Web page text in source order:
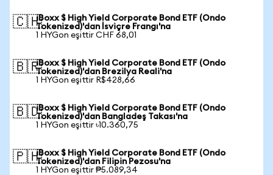
🇨🇭iBoxx $ High Yield Corporate Bond ETF (Ondo
Tokenized)'dan İsviçre Frangı'na
1 HYGon eşittir CHF 68,01
🇧🇷iBoxx $ High Yield Corporate Bond ETF (Ondo
Tokenized)'dan Brezilya Reali'na
1 HYGon eşittir R$428,66
🇧🇩iBoxx $ High Yield Corporate Bond ETF (Ondo
Tokenized)'dan Bangladeş Takası'na
1 HYGon eşittir ৳10.360,75
🇵🇭iBoxx $ High Yield Corporate Bond ETF (Ondo
Tokenized)'dan Filipin Pezosu'na
1 HYGon eşittir ₱5.089,34